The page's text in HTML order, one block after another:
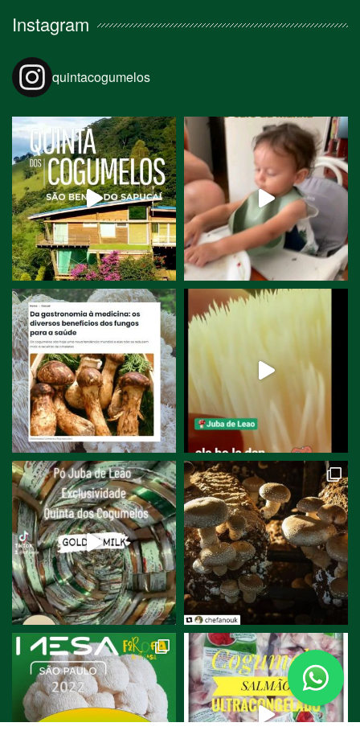
Instagram
quintacogumelos